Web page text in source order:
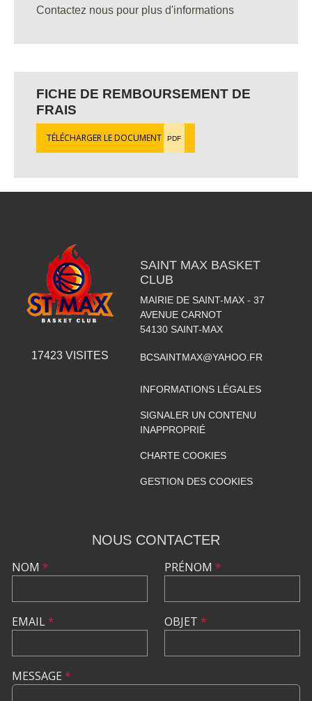
Contactez nous pour plus d'informations
FICHE DE REMBOURSEMENT DE
FRAIS
TÉLÉCHARGER LE DOCUMENT PDF
17423VISITES
SAINT MAX BASKET
CLUB
MAIRIE DE SAINT-MAX - 37
AVENUE CARNOT
54130 SAINT-MAX
BCSAINTMAX@YAHOO.FR
INFORMATIONS LÉGALES
SIGNALER UN CONTENU
INAPPROPRIÉ
CHARTE COOKIES
GESTION DES COOKIES
NOUS CONTACTER
NOM *
EMAIL*
PRÉNOM *
OBJET *
MESSAGE *